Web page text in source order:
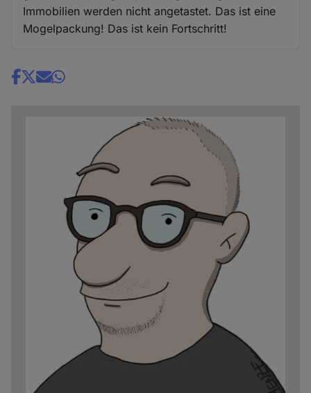
Immobilien werden nicht angetastet. Das ist eine
Mogelpackung! Das ist kein Fortschritt!
Share